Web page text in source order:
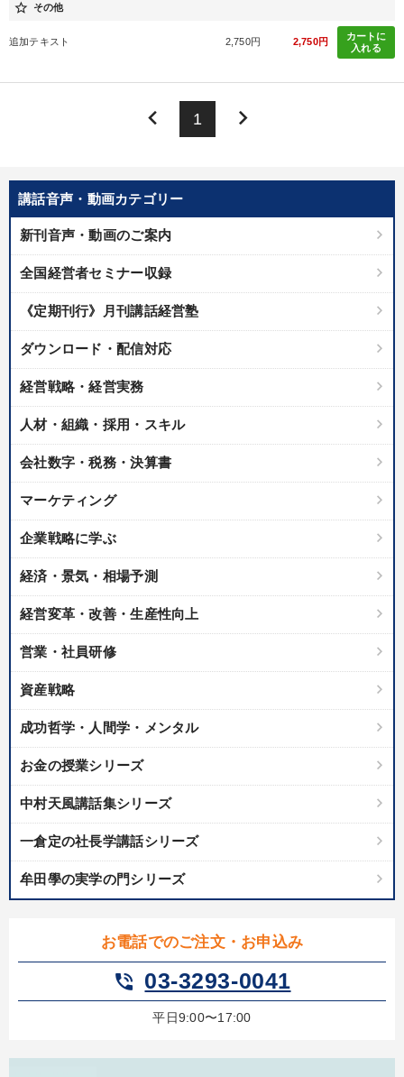
コロナ禍対策
※「更新」を押すと「カテゴリー」「目的別」「キーワード」を更新いただけます。
M&A 歴史に学ぶ 経営計画
コミュニケーション 推薦
スポーツ関連 リーダーシップ
労務問題・リスク対策
ビジネスモデル 入門篇
DX 会社を守る 会社数字を学ぶ
早分かり 労務問題・人事対策
※「更新」を押すと「タグ・キーワード」を更新いただけます。
講話音声・動画カテゴリー
新刊音声・動画のご案内
全国経営者セミナー収録
《定期刊行》月刊講話経営塾
ダウンロード・配信対応
経営戦略・経営実務
人材・組織・採用・スキル
会社数字・税務・決算書
マーケティング
企業戦略に学ぶ
経済・景気・相場予測
経営変革・改善・生産性向上
営業・社員研修
資産戦略
成功哲学・人間学・メンタル
お金の授業シリーズ
中村天風講話集シリーズ
一倉定の社長学講話シリーズ
牟田學の実学の門シリーズ
お電話でのご注文・お申込み
phone_in_talk 03-3293-0041
平日9:00〜17:00
star_border その他
追加テキスト 2,750円 2,750円
カートに
入れる
keyboard_arrow_left 1 keyboard_arrow_right